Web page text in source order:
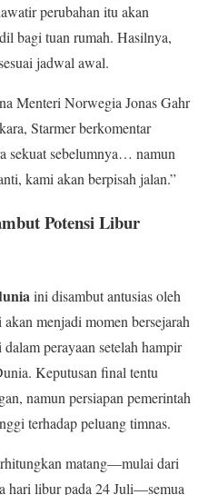
perubahan itu akan
bagi tuan rumah. Hasilnya,
jadwal awal.
Menteri Norwegia Jonas Gahr
Starmer berkomentar
sekuat sebelumnya… namun
kami akan berpisah jalan.”
Potensi Libur
ini disambut antusias oleh
menjadi momen bersejarah
perayaan setelah hampir
Keputusan final tentu
namun persiapan pemerintah
terhadap peluang timnas.
matang—mulai dari
hari libur pada 24 Juli—semua